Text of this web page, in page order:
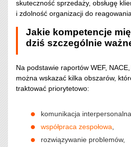
skuteczność sprzedaży, obsługę
i zdolność organizacji do
Jakie kompetencje
dziś szczególnie
Na podstawie raportów WEF,
można wskazać kilka obszarów,
traktować priorytetowo:
komunikacja
współpraca zespołowa,
rozwiązywanie problemów,